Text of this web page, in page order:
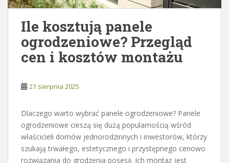
Ile kosztują panele
ogrodzeniowe? Przegląd
cen i kosztów montażu
21 sierpnia 2025
Dlaczego warto wybrać panele ogrodzeniowe? Panele
ogrodzeniowe cieszą się dużą popularnością wśród
właścicieli domów jednorodzinnych i inwestorów, którzy
szukają trwałego, estetycznego i przystępnego cenowo
rozwiązania do grodzenia posesji. Ich montaż jest